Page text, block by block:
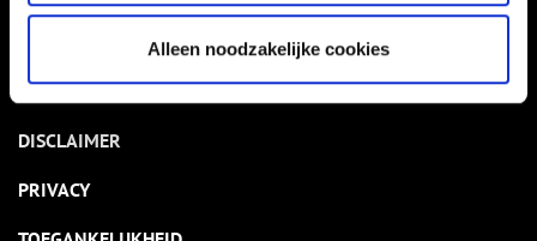
Alleen noodzakelijke cookies
NIEUWSBRIEF
DISCLAIMER
PRIVACY